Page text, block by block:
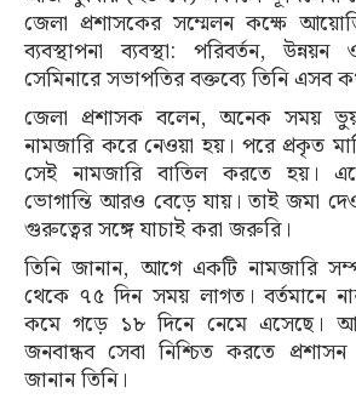
জেলা প্রশাসকের সম্মেলন কক্ষে
ব্যবস্থাপনা ব্যবস্থা: পরিবর্তন, উন্নয়ন
সেমিনারে সভাপতির বক্তব্যে তিনি এসব
জেলা প্রশাসক বলেন, অনেক সময়
নামজারি করে নেওয়া হয়। পরে প্রকৃত
সেই নামজারি বাতিল করতে হয়।
ভোগান্তি আরও বেড়ে যায়। তাই জমা
গুরুত্বের সঙ্গে যাচাই করা জরুরি।
তিনি জানান, আগে একটি নামজারি
থেকে ৭৫ দিন সময় লাগত। বর্তমানে
কমে গড়ে ১৮ দিনে নেমে এসেছে।
জনবান্ধব সেবা নিশ্চিত করতে
জানান তিনি।